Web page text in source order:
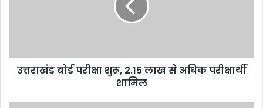
उत्तराखंड बोर्ड परीक्षा शुरू, 2.15 लाख से अधिक परीक्षार्थी
शामिल